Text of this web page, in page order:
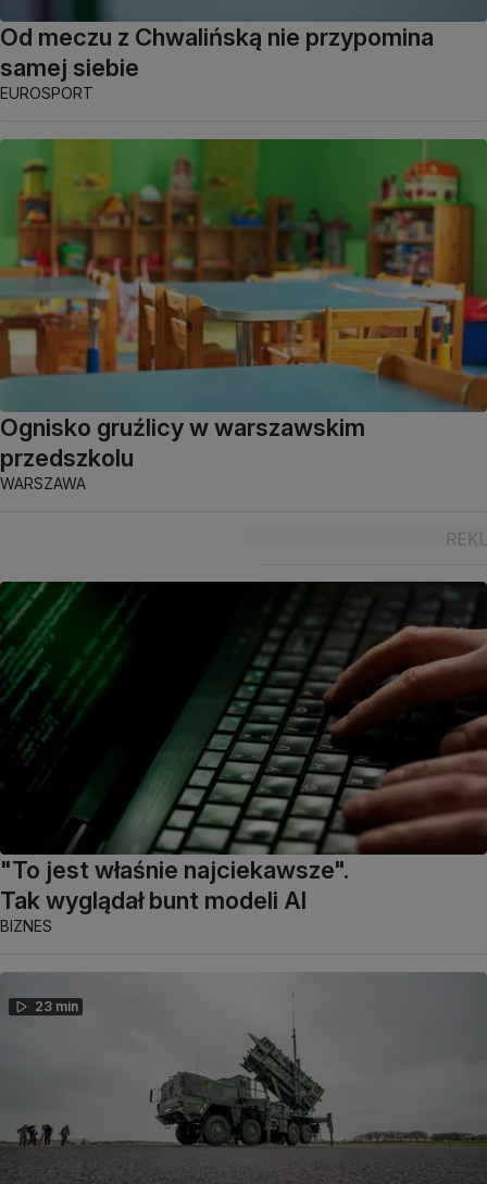
Od meczu z Chwalińską nie przypomina
samej siebie
EUROSPORT
Ognisko gruźlicy w warszawskim
przedszkolu
WARSZAWA
"To jest właśnie najciekawsze".
Tak wyglądał bunt modeli AI
BIZNES
23 min